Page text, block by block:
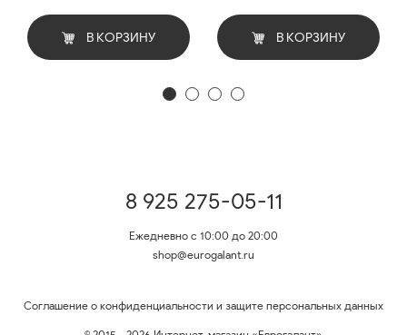
В КОРЗИНУ В КОРЗИНУ
8 925 275-05-11
Ежедневно с 10:00 до 20:00
shop@eurogalant.ru
Соглашение о конфиденциальности и защите персональных данных